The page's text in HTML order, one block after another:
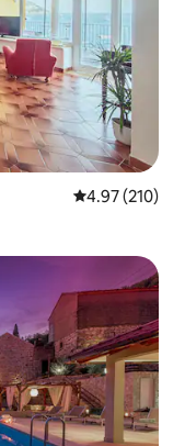
レビュー210
4.97 (210)